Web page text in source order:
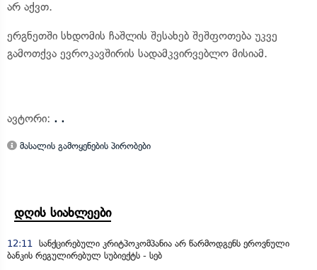
არ აქვთ.
ერგნეთში სხდომის ჩაშლის შესახებ შეშფოთება უკვე
გამოთქვა ევროკავშირის სადამკვირვებლო მისიამ.
ავტორი: . .
მასალის გამოყენების პირობები
დღის სიახლეები
12:11 სანქცირებული კრიტპოკომპანია არ წარმოდგენს ეროვნული
ბანკის რეგულირებულ სუბიექტს - სებ